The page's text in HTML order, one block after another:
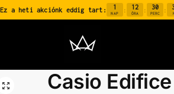
Ez a heti akciónk eddig tart: 1
NAP : 12
ÓRA : 30
PERC :
Casio